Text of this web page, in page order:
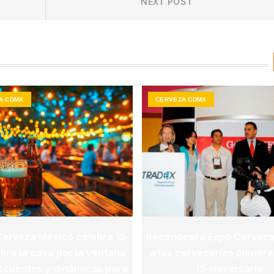
CDMX CERVEZA CDMX